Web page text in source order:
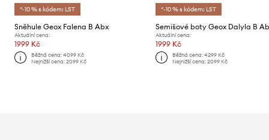
*-10 % s kódem: LST
Sněhule Geox Falena B Abx
Aktuální cena:
1999 Kč
Běžná cena:4099 Kč
Nejnižší cena:2099 Kč
*-10 % s kódem: LST
Semišové boty Geox Dalyla B
Aktuální cena:
1999 Kč
Běžná cena: 4299 Kč
Nejnižší cena: 2099 Kč